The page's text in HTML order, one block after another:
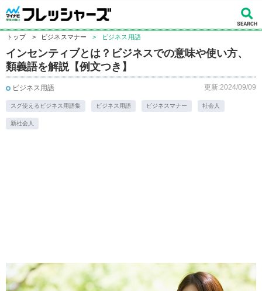
トップ > ビジネスマナー > ビジネス用語
インセンティブとは？ビジネスでの意味や使い方、
類義語を解説【例文つき】
ビジネス用語 更新:2024/09/09
スグ使えるビジネス用語集 ビジネス用語 ビジネスマナー 社会人
新社会人